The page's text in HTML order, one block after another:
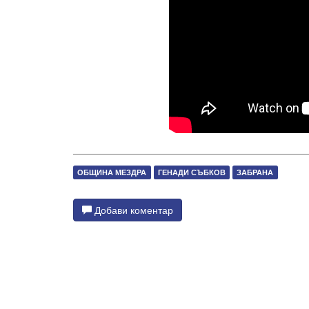
ОБЩИНА МЕЗДРА ГЕНАДИ СЪБКОВ ЗАБРАНА
Добави коментар